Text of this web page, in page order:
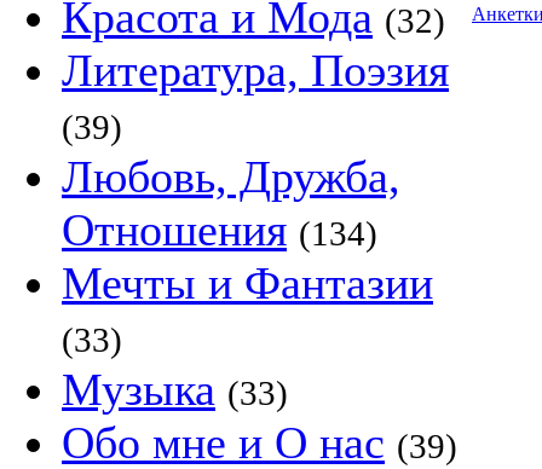
Красота и Мода (32)
Литература, Поэзия
(39)
Любовь, Дружба,
Отношения (134)
Мечты и Фантазии
(33)
Музыка (33)
Обо мне и О нас (39)